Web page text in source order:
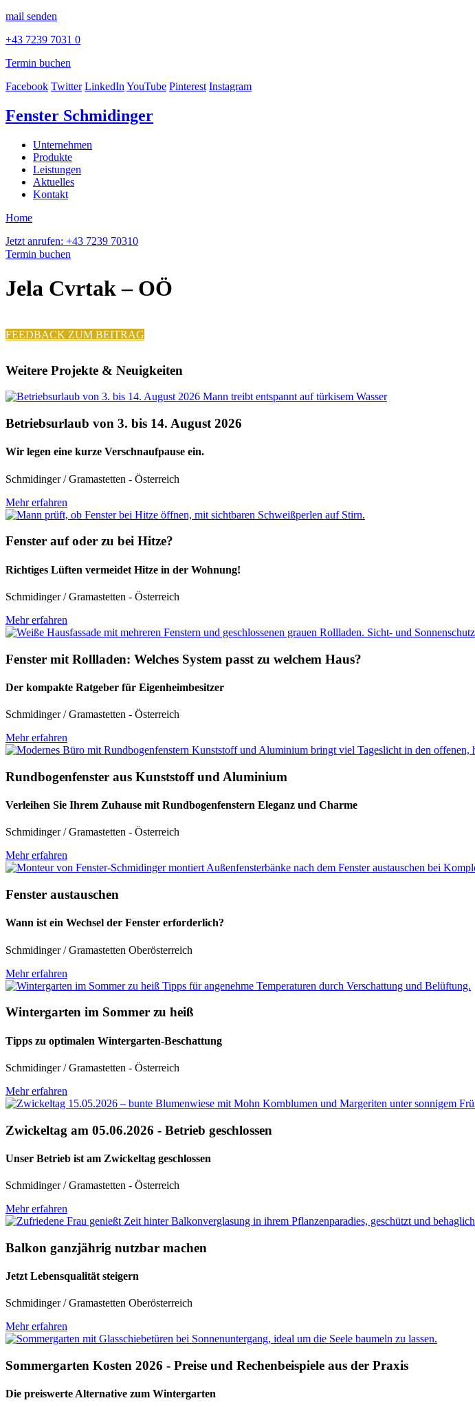
mail senden
+43 7239 7031 0
Termin buchen
Facebook Twitter LinkedInYouTube Pinterest Instagram
Fenster Schmidinger
Unternehmen
Produkte
Leistungen
Aktuelles
Kontakt
Home
Jetzt anrufen: +43 7239 70310
Termin buchen
Jela Cvrtak – OÖ
FEEDBACK ZUM BEITRAG
Weitere Projekte & Neuigkeiten
Betriebsurlaub von 3. bis 14. August 2026
Wir legen eine kurze Verschnaufpause ein.
Schmidinger / Gramastetten - Österreich
Mehr erfahren
Fenster auf oder zu bei Hitze?
Richtiges Lüften vermeidet Hitze in der Wohnung!
Schmidinger / Gramastetten - Österreich
Mehr erfahren
Fenster mit Rollladen: Welches System passt zu welchem Haus?
Der kompakte Ratgeber für Eigenheimbesitzer
Schmidinger / Gramastetten - Österreich
Mehr erfahren
Rundbogenfenster aus Kunststoff und Aluminium
Verleihen Sie Ihrem Zuhause mit Rundbogenfenstern Eleganz und Charme
Schmidinger / Gramastetten - Österreich
Mehr erfahren
Fenster austauschen
Wann ist ein Wechsel der Fenster erforderlich?
Schmidinger / Gramastetten Oberösterreich
Mehr erfahren
Wintergarten im Sommer zu heiß
Tipps zu optimalen Wintergarten-Beschattung
Schmidinger / Gramastetten - Österreich
Mehr erfahren
Zwickeltag am 05.06.2026 - Betrieb geschlossen
Unser Betrieb ist am Zwickeltag geschlossen
Schmidinger / Gramastetten - Österreich
Mehr erfahren
Balkon ganzjährig nutzbar machen
Jetzt Lebensqualität steigern
Schmidinger / Gramastetten Oberösterreich
Mehr erfahren
Sommergarten Kosten 2026 - Preise und Rechenbeispiele aus der Praxis
Die preiswerte Alternative zum Wintergarten